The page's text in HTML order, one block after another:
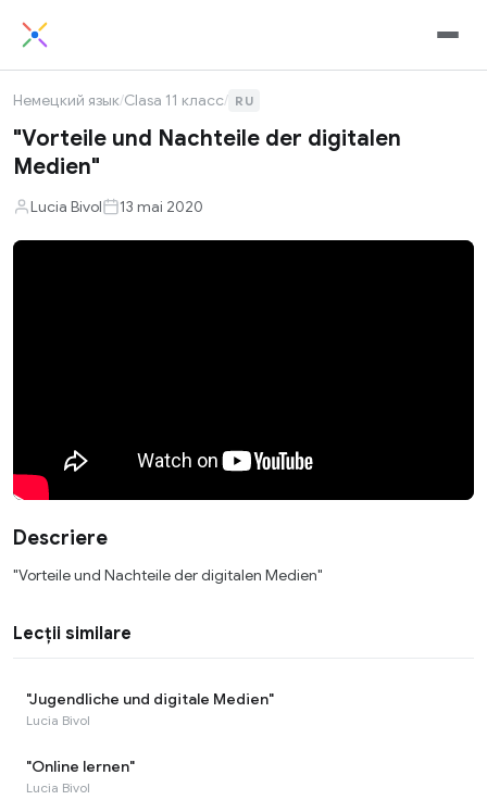
Немецкий язык/Clasa 11 класс/ RU
"Vorteile und Nachteile der digitalen
Medien"
Lucia Bivol 13 mai 2020
Descriere
"Vorteile und Nachteile der digitalen Medien"
Lecții similare
"Jugendliche und digitale Medien"
Lucia Bivol
"Online lernen"
Lucia Bivol